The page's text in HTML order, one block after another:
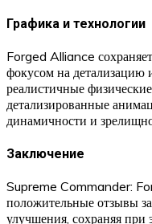
Графика и технологии
Forged Alliance
фокусом на детализацию
реалистичные
детализированные
динамичности и
Заключение
Supreme Commander:
положительные отзывы
улучшения, сохраняя при